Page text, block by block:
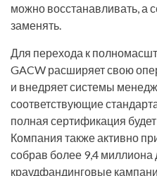
можно восстанавливать, а
заменять.
Для перехода к
GACW расширяет свою
и внедряет системы
соответствующие
полная сертификация
Компания также активно
собрав более 9,4 миллиона
краудфандинговые